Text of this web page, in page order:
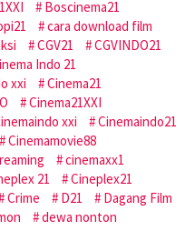
Boscinema21
cara download film
CGV21
CGVINDO21
Indo 21
xxi
Cinema21
Cinema21XXI
xxi
Cinemaindo21
Cinemamovie88
cinemaxx1
21
Cineplex21
Crime D21
Dagang Film
dewa nonton